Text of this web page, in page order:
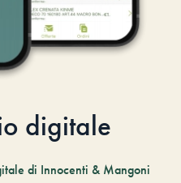
digitale
di Innocenti & Mangoni